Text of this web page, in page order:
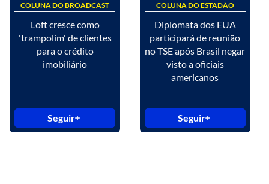
COLUNA DO BROADCAST
Loft cresce como
'trampolim' de clientes
para o crédito
imobiliário
Seguir
COLUNA DO ESTADÃO
Diplomata dos EUA
participará de reunião
no TSE após Brasil negar
visto a oficiais
americanos
Seguir